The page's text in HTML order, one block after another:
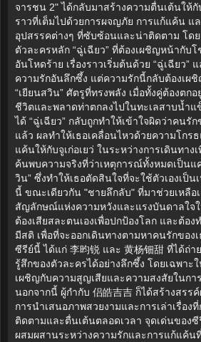
จารชน 2" ได้กลับมาสร้างความตื่นเต้นให้กั
ราวที่เต็มไปด้วยการผจญภัย การแก้แค้น แ
อุปสรรคต่างๆ ที่ซับซ้อนและน่าติดตาม โดย
ตัวละครหลัก “ฉู่เฉียว” ที่ต้องเผชิญหน้ากับ
อันโหดร้าย เรื่องราวเริ่มต้นด้วย “ฉู่เฉียว” แ
ความรักอันลึกซึ้ง แต่ความรักนี้กลับต้องเผ
“เยียนสวิน” ศัตรูที่ทรงพลัง เมื่อทั้งคู่ต้องตก
ชีวิตและพลาดท่าตกลงไปในทะเลสาบน้ำแ
ได้ “ฉู่เฉียว” กลับถูกทำให้เข้าใจผิดว่าคนรัก
แล้ว ผลทำให้เธอเคลื่อนไหวด้วยความโกร
แค้นให้กับจูเก่อเยว่ ในระหว่างการเดินทาง
ค้นพบความจริงที่ว่าเหตุการณ์ทั้งหมดเป็นแ
วิน” ซึ่งทำให้เธอตัดสินใจที่จะใช้ตัวเองเป็น
นี้ ขณะเดียวกัน "ชายลึกลับ" ที่มาช่วยเหลือ
สัญลักษณ์แห่งความหวังและแรงบันดาลใจใ
ต้องเสียสละตนเองเพื่อปกป้องโลก และต้อง
มีสติ เพื่อที่จะออกเดินทางตามหาคนรักของ
ซีรีย์นี้ ได้แก่ 李昀锐 และ 黄杨钿甜 ที่ได้ถ่
รู้สึกของตัวละครได้อย่างลึกซึ้ง โดยเฉพาะใ
เผชิญกับความสูญเสียและความสงสัยในกา
นอกจากนี้ ผู้กำกับ 侣皓吉吉 ก็ได้สร้างสร
การนำเสนอภาพสวยงามและการเล่าเรื่อง
ติดตามและตื่นเต้นตลอดเวลา จุดเด่นของซี
ผสมผสานระหว่างความรักและการแก้แค้